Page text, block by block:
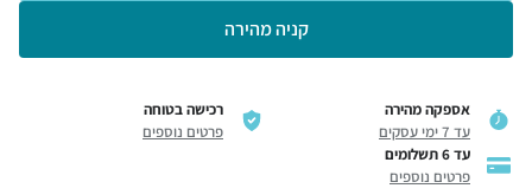
קניה מהירה
אספקה מהירה
עד 7 ימי עסקים
רכישה בטוחה
פרטים נוספים
עד 6 תשלומים
פרטים נוספים